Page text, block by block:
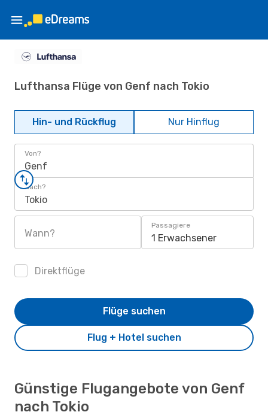
Lufthansa Flüge von Genf nach Tokio
Hin- und Rückflug Nur Hinflug
Von?
Genf
Nach?
Tokio
Wann?
Passagiere
1 Erwachsener
Direktflüge
Flug + Hotel suchen
Flüge suchen
Günstige Flugangebote von Genf
nach Tokio